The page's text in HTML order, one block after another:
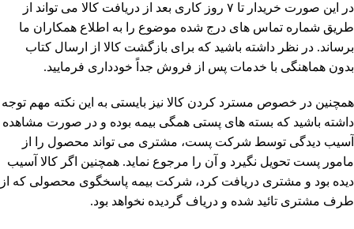
در این صورت خریدار تا ۷ روز کاری بعد از دریافت کالا می تواند از
طریق شماره تماس های درج شده موضوع را به اطلاع همکاران ما
برساند. در نظر داشته باشید که برای بازگشت کالا از ارسال کتاب
بدون هماهنگی با خدمات پس از فروش جداً خودداری فرمایید.
همچنین در خصوص مسترد کردن کالا نیز بایستی به این نکته مهم توجه
داشته باشید که بسته های پستی همگی بیمه بوده و در صورت مشاهده
آسیب دیدگی توسط شرکت پست، مشتری می تواند محصول را از
مامور پست تحویل نگیرد و آن را مرجوع نماید. همچنین اگر کالا آسیب
دیده بود و مشتری دریافت کرد، شرکت بیمه پاسخگوی محصولی که از
طرف مشتری تائید شده و دریاف گردیده نخواهد بود.